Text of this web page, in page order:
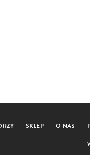
SKLEP O NAS